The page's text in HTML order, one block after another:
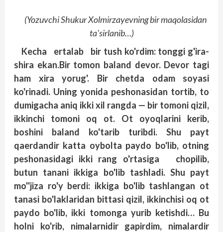
(Yozuvchi Shukur Xolmirzayevning bir maqolasidan
ta'sirlanib…)
Kecha ertalab bir tush ko'rdim: tonggi g'ira-
shira ekan.Bir tomon baland devor. Devor tagi
ham xira yorug'. Bir chetda odam soyasi
ko'rinadi. Uning yonida peshonasidan tortib, to
dumigacha aniq ikki xil rangda — bir tomoni qizil,
ikkinchi tomoni oq ot. Ot oyoqlarini kerib,
boshini baland ko'tarib turibdi. Shu payt
qaerdandir katta oybolta paydo bo'lib, otning
peshonasidagi ikki rang o'rtasiga chopilib,
butun tanani ikkiga bo'lib tashladi. Shu payt
mo''jiza ro'y berdi: ikkiga bo'lib tashlangan ot
tanasi bo'laklaridan bittasi qizil, ikkinchisi oq ot
paydo bo'lib, ikki tomonga yurib ketishdi… Bu
holni ko'rib, nimalarnidir gapirdim, nimalardir